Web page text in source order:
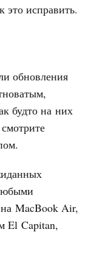
это исправить.
обновления
будто на них
MacBook Air,
El Capitan,